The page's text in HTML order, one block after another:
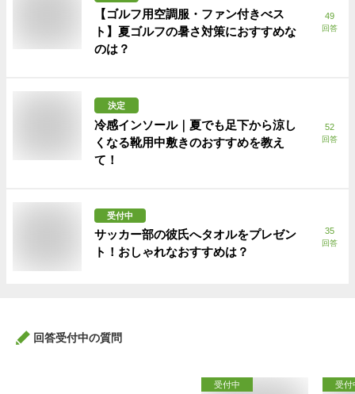
【ゴルフ用空調服・ファン付きべス
ト】夏ゴルフの暑さ対策におすすめな
のは？
49
回答
決定
冷感インソール｜夏でも足下から涼し
くなる靴用中敷きのおすすめを教え
て！
52
回答
受付中
サッカー部の彼氏へタオルをプレゼン
ト！おしゃれなおすすめは？
35
回答
回答受付中の質問
受付中 受付